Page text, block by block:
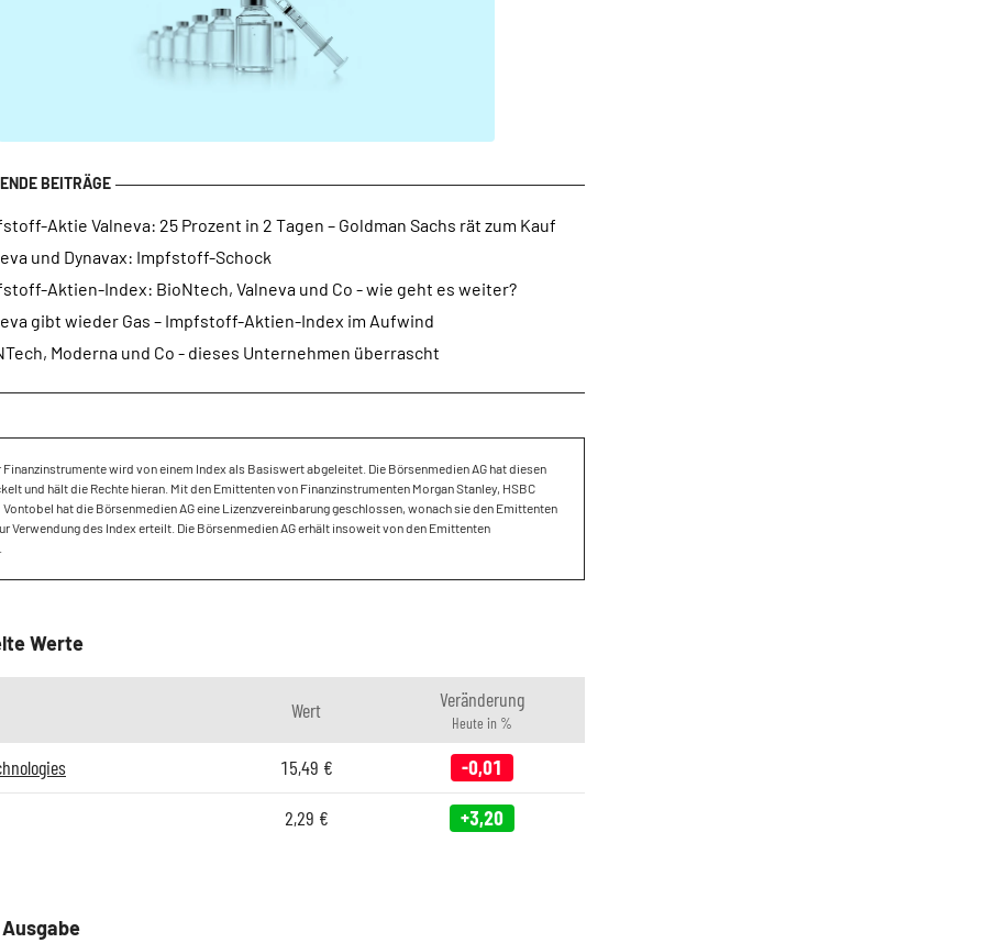
Aktie Valneva: 25 Prozent in 2 Tagen – Goldman Sachs rät zum Kauf
und Dynavax: Impfstoff-Schock
Aktien-Index: BioNtech, Valneva und Co - wie geht es weiter?
gibt wieder Gas – Impfstoff-Aktien-Index im Aufwind
Moderna und Co - dieses Unternehmen überrascht
Finanzinstrumente wird von einem Index als Basiswert abgeleitet. Die Börsenmedien AG hat diesen
und hält die Rechte hieran. Mit den Emittenten von Finanzinstrumenten Morgan Stanley, HSBC
Vontobel hat die Börsenmedien AG eine Lizenzvereinbarung geschlossen, wonach sie den Emittenten
Verwendung des Index erteilt. Die Börsenmedien AG erhält insoweit von den Emittenten
Werte
Wert Veränderung
Heute in %
15,49 € -0,01
2,29 € +3,20